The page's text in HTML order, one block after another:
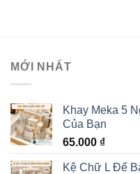
MỚI NHẤT
Khay Meka 5
Của Bạn
65.000 ₫
Kệ Chữ L Để